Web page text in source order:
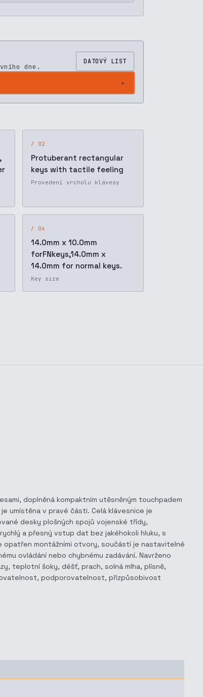
dne.
DATOVÝ LIST
/ 02
Protuberant rectangular
keys with tactile feeling
Provedení vrcholu klávesy
/ 04
14.0mm x 10.0mm
forFNkeys,14.0mm x
14.0mm for normal keys.
Key size
doplněná kompaktním utěsněným touchpadem
umístěna v pravé části. Celá klávesnice je
desky plošných spojů vojenské třídy,
a přesný vstup dat bez jakéhokoli hluku, s
opatřen montážními otvory, součástí je nastavitelné
ovládání nebo chybnému zadávání. Navrženo
teplotní šoky, déšť, prach, solná mlha, plísně,
podporovatelnost, přizpůsobivost